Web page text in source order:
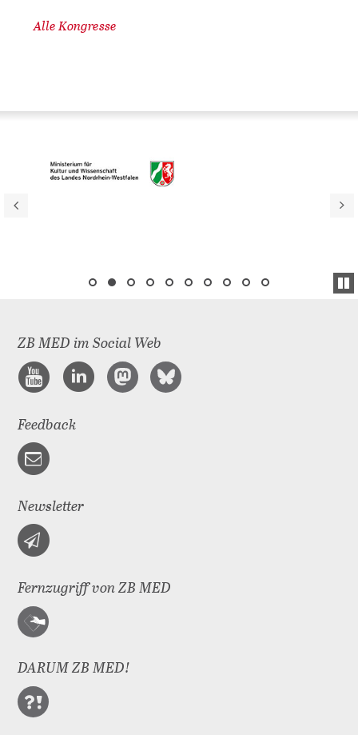
Alle Kongresse
ZB MED im Social Web
Feedback
Newsletter
Fernzugriff von ZB MED
DARUM ZB MED!